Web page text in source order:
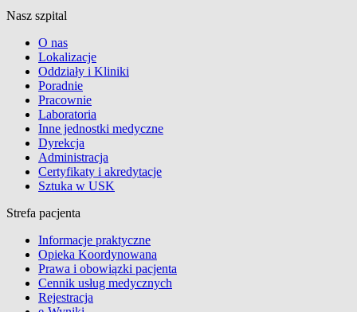
Nasz szpital
O nas
Lokalizacje
Oddziały i Kliniki
Poradnie
Pracownie
Laboratoria
Inne jednostki medyczne
Dyrekcja
Administracja
Certyfikaty i akredytacje
Sztuka w USK
Strefa pacjenta
Informacje praktyczne
Opieka Koordynowana
Prawa i obowiązki pacjenta
Cennik usług medycznych
Rejestracja